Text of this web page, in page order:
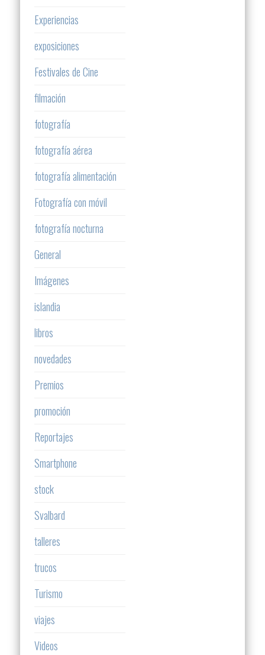
Experiencias
exposiciones
Festivales de Cine
filmación
fotografía
fotografía aérea
fotografía alimentación
Fotografía con móvil
fotografía nocturna
General
Imágenes
islandia
libros
novedades
Premios
promoción
Reportajes
Smartphone
stock
Svalbard
talleres
trucos
Turismo
viajes
Videos